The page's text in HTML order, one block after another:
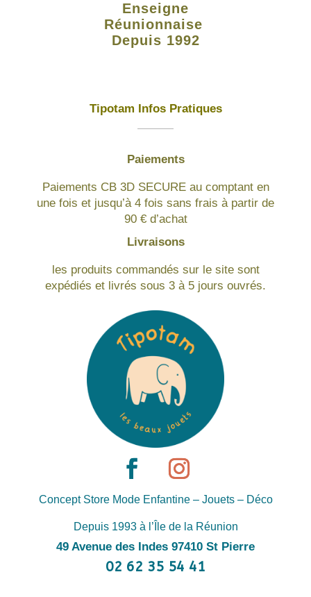
Enseigne
Réunionnaise
Depuis 1992
Tipotam Infos Pratiques
Paiements
Paiements CB 3D SECURE au comptant en
une fois et jusqu’à 4 fois sans frais à partir de
90 € d’achat
Livraisons
les produits commandés sur le site sont
expédiés et livrés sous 3 à 5 jours ouvrés.
Concept Store Mode Enfantine – Jouets – Déco
Depuis 1993 à l’Île de la Réunion
49 Avenue des Indes 97410 St Pierre
02 62 35 54 41